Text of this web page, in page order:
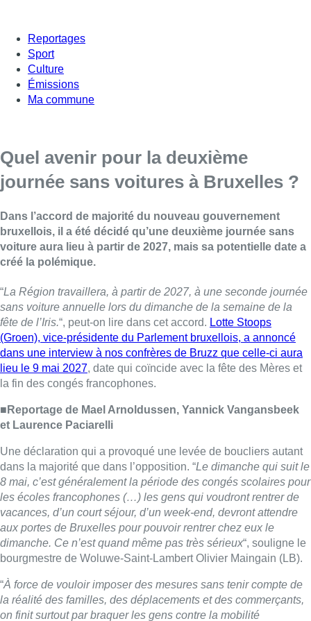
Reportages
Sport
Culture
Émissions
Ma commune
Quel avenir pour la deuxième
journée sans voitures à Bruxelles ?
Dans l’accord de majorité du nouveau gouvernement
bruxellois, il a été décidé qu’une deuxième journée sans
voiture aura lieu à partir de 2027, mais sa potentielle date a
créé la polémique.
“La Région travaillera, à partir de 2027, à une seconde journée
sans voiture annuelle lors du dimanche de la semaine de la
fête de l’Iris.“, peut-on lire dans cet accord. Lotte Stoops
(Groen), vice-présidente du Parlement bruxellois, a annoncé
dans une interview à nos confrères de Bruzz que celle-ci aura
lieu le 9 mai 2027, date qui coïncide avec la fête des Mères et
la fin des congés francophones.
■Reportage de Mael Arnoldussen, Yannick Vangansbeek
et Laurence Paciarelli
Une déclaration qui a provoqué une levée de boucliers autant
dans la majorité que dans l’opposition. “Le dimanche qui suit le
8 mai, c’est généralement la période des congés scolaires pour
les écoles francophones (…) les gens qui voudront rentrer de
vacances, d’un court séjour, d’un week-end, devront attendre
aux portes de Bruxelles pour pouvoir rentrer chez eux le
dimanche. Ce n’est quand même pas très sérieux“, souligne le
bourgmestre de Woluwe-Saint-Lambert Olivier Maingain (LB).
“À force de vouloir imposer des mesures sans tenir compte de
la réalité des familles, des déplacements et des commerçants,
on finit surtout par braquer les gens contre la mobilité